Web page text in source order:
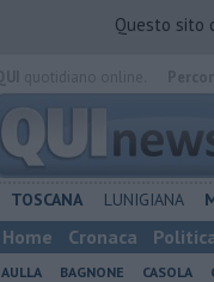
Questo sito
TOSCANA LUNIGIANA
Home Cronaca
AULLA BAGNONE CASOLA